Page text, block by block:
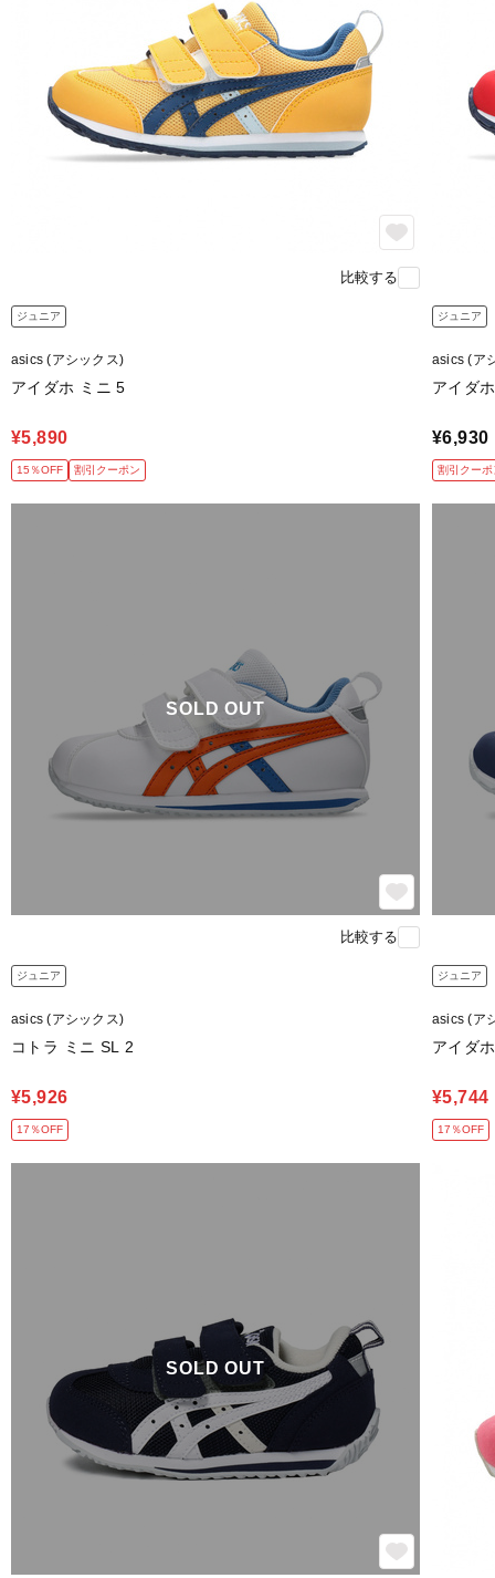
比較する
ジュニア
asics (アシックス)
アイダホ ミニ 5
¥5,890
15％OFF 割引クーポン
ジュニア
asics (ア
アイダ
¥6,930
割引クーポ
SOLD OUT
比較する
ジュニア
asics (アシックス)
コトラ ミニ SL 2
¥5,926
17％OFF
ジュニア
asics (ア
アイダ
¥5,744
17％OFF
SOLD OUT